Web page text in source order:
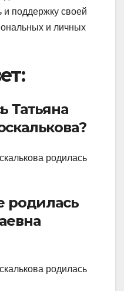
и поддержку своей
и личных
Татьяна
родилась
родилась
родилась